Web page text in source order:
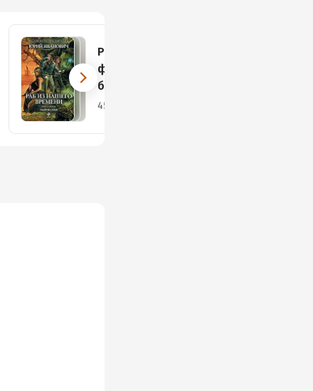
Русский
фантастический
боевик
45 книг